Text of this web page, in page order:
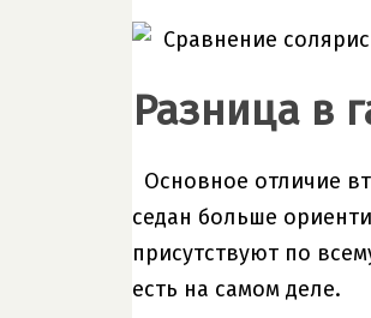
Разница в
Основное отличие
седан больше
присутствуют по
есть на самом деле.